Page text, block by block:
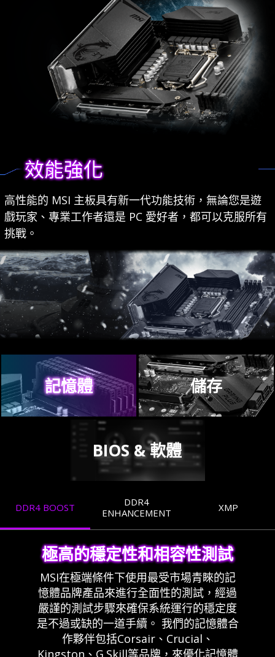
效能強化
高性能的 MSI 主板具有新一代功能技術，無論您是遊
戲玩家、專業工作者還是 PC 愛好者，都可以克服所有
挑戰。
記憶體 儲存
BIOS & 軟體
DDR4 BOOST
DDR4
ENHANCEMENT
XMP
極高的穩定性和相容性測試
MSI在極端條件下使用最受市場青睞的記
憶體品牌產品來進行全面性的測試，經過
嚴謹的測試步驟來確保系統運行的穩定度
是不過或缺的一道手續。 我們的記憶體合
作夥伴包括Corsair、Crucial、
Kingston、G.Skill等品牌，來優化記憶體